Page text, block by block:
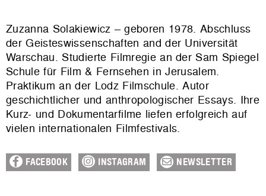
Zuzanna Solakiewicz – geboren 1978. Abschluss
der Geisteswissenschaften and der Universität
Warschau. Studierte Filmregie an der Sam Spiegel
Schule für Film & Fernsehen in Jerusalem.
Praktikum an der Lodz Filmschule. Autor
geschichtlicher und anthropologischer Essays. Ihre
Kurz- und Dokumentarfilme liefen erfolgreich auf
vielen internationalen Filmfestivals.
FACEBOOK INSTAGRAM NEWSLETTER